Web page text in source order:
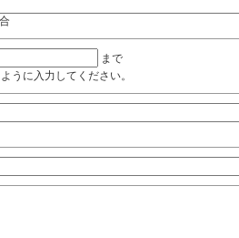
まで
に入力してください。